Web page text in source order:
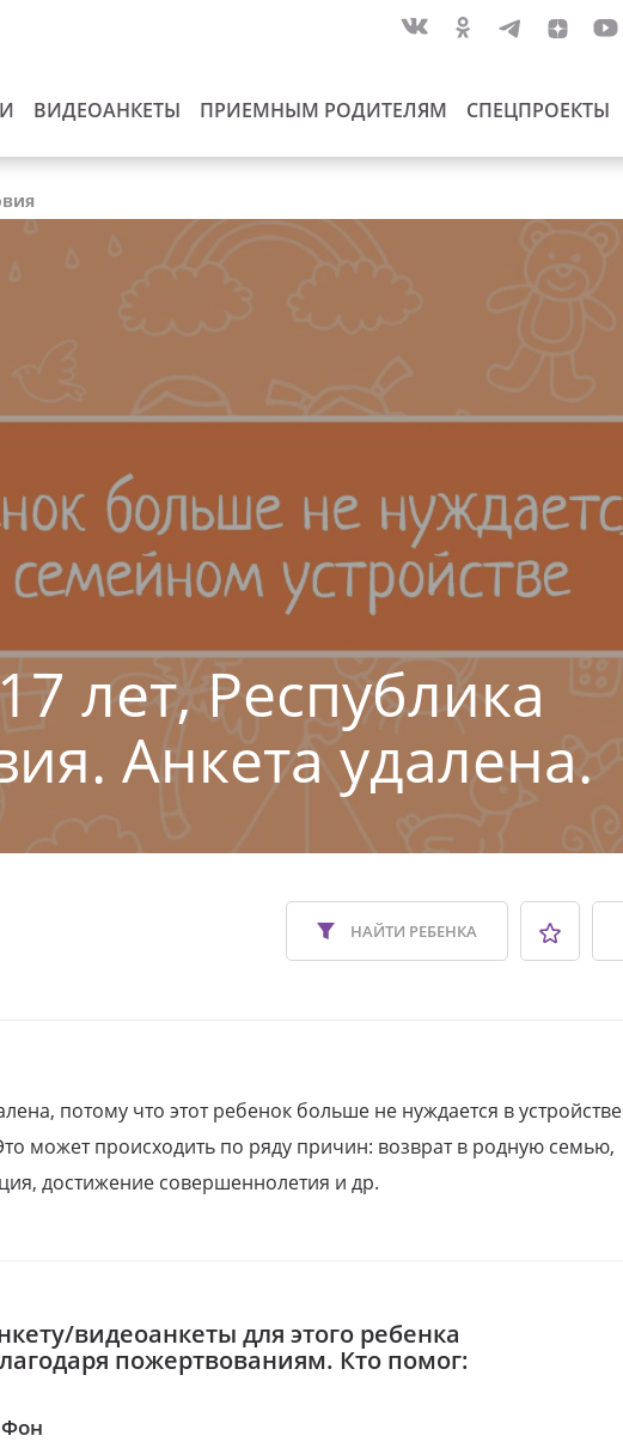
ВИДЕОАНКЕТЫ ПРИЕМНЫМ РОДИТЕЛЯМ СПЕЦПРОЕКТЫ
лет, Республика
Анкета удалена.
НАЙТИ РЕБЕНКА
потому что этот ребенок больше не нуждается в устройстве
может происходить по ряду причин: возврат в родную семью,
достижение совершеннолетия и др.
видеоанкеты для этого ребенка
пожертвованиям. Кто помог: